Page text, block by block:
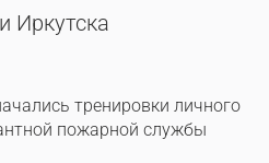
Иркутска
тренировки личного
пожарной службы